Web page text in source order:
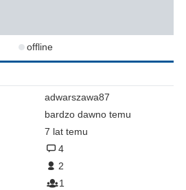
offline
adwarszawa87
bardzo dawno temu
7 lat temu
4
2
1